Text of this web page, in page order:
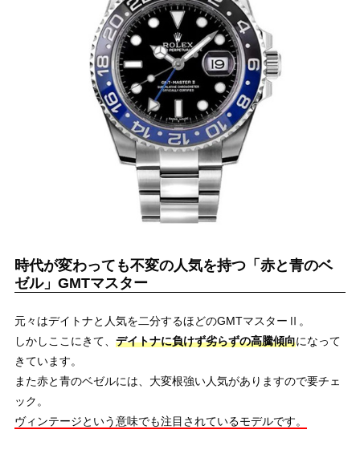
時代が変わっても不変の人気を持つ「赤と青のベ
ゼル」GMTマスター
元々はデイトナと人気を二分するほどのGMTマスターⅡ。
しかしここにきて、デイトナに負けず劣らずの高騰傾向になって
きています。
また赤と青のベゼルには、大変根強い人気がありますので要チェ
ック。
ヴィンテージという意味でも注目されているモデルです。